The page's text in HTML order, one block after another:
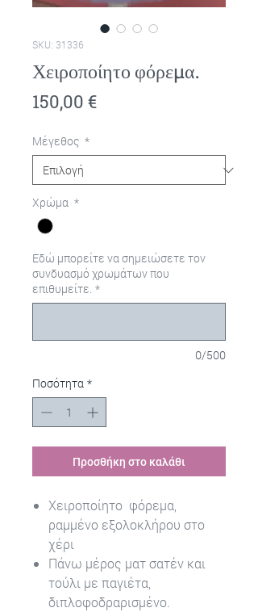
SKU: 31336
Χειροποίητο φόρεμα.
150,00 €Τιμή
Μέγεθος *
Χρώμα *
Εδώ μπορείτε να σημειώσετε τον
συνδυασμό χρωμάτων που
επιθυμείτε. *
0/500
Ποσότητα *
Προσθήκη στο καλάθι
Χειροποίητο φόρεμα,
ραμμένο εξολοκλήρου στο
χέρι
Πάνω μέρος ματ σατέν και
τούλι με παγιέτα,
διπλοφοδραρισμένο.